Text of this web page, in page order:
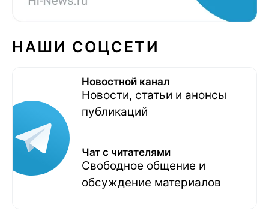
НАШИ СОЦСЕТИ
Новостной канал
Новости, статьи и анонсы
публикаций
Чат с читателями
Свободное общение и
обсуждение материалов